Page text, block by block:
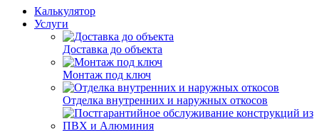
Калькулятор
Услуги
Доставка до объекта
Монтаж под ключ
Отделка внутренних и наружных откосов